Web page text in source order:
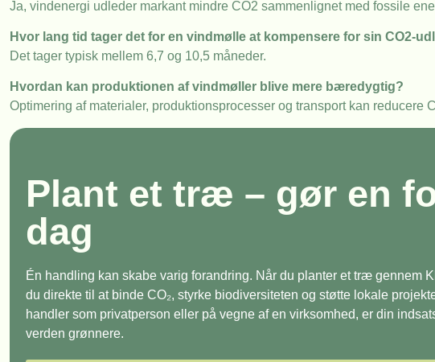
Ja, vindenergi udleder markant mindre CO2 sammenlignet med fossile
Hvor lang tid tager det for en vindmølle at kompensere for sin CO2-
Det tager typisk mellem 6,7 og 10,5 måneder.
Hvordan kan produktionen af vindmøller blive mere bæredygtig?
Optimering af materialer, produktionsprocesser og transport kan reducere
Plant et træ – gør en
dag
Én handling kan skabe varig forandring. Når du planter et træ gennem
du direkte til at binde CO₂, styrke biodiversiteten og støtte lokale
handler som privatperson eller på vegne af en virksomhed, er din
verden grønnere.